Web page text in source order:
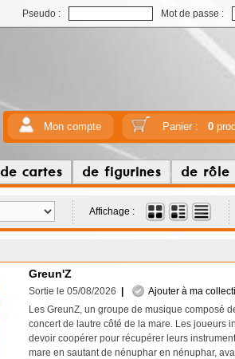
Pseudo : Mot de passe :
Mon compte Panier : 0
de cartes de figurines de rôle
Affichage :
Greun'Z
Sortie le 05/08/2026
Ajouter à ma
Les GreunZ, un groupe de musique composé
concert de lautre côté de la mare. Les joueurs
devoir coopérer pour récupérer leurs
mare en sautant de nénuphar en nénuphar,